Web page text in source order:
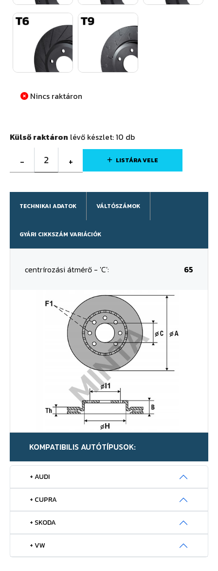
Nincs raktáron
Külső raktáron lévő készlet:10 db
- 2 + LISTÁRA VELE
TECHNIKAI ADATOK VÁLTÓSZÁMOK
GYÁRI CIKKSZÁM VARIÁCIÓK
centrírozási átmérő - 'C': 65
KOMPATIBILIS AUTÓTÍPUSOK:
+ AUDI
+ CUPRA
+ SKODA
+ VW